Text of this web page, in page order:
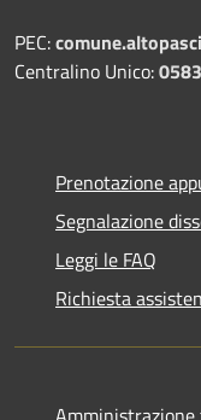
PEC:
Centralino Unico:
Prenotazione
Segnalazione
Leggi le FAQ
Richiesta